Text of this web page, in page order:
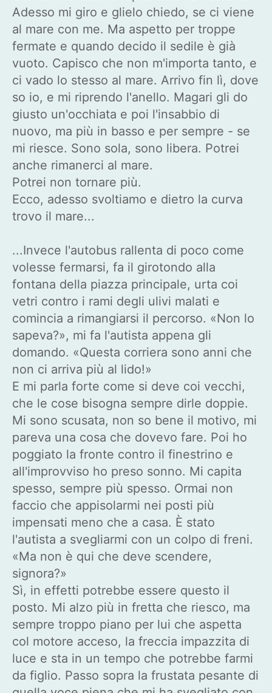
Adesso mi giro e glielo chiedo, se ci viene
al mare con me. Ma aspetto per troppe
fermate e quando decido il sedile è già
vuoto. Capisco che non m'importa tanto, e
ci vado lo stesso al mare. Arrivo fin lì, dove
so io, e mi riprendo l'anello. Magari gli do
giusto un'occhiata e poi l'insabbio di
nuovo, ma più in basso e per sempre - se
mi riesce. Sono sola, sono libera. Potrei
anche rimanerci al mare.
Potrei non tornare più.
Ecco, adesso svoltiamo e dietro la curva
trovo il mare...
...Invece l'autobus rallenta di poco come
volesse fermarsi, fa il girotondo alla
fontana della piazza principale, urta coi
vetri contro i rami degli ulivi malati e
comincia a rimangiarsi il percorso. «Non lo
sapeva?», mi fa l'autista appena gli
domando. «Questa corriera sono anni che
non ci arriva più al lido!»
E mi parla forte come si deve coi vecchi,
che le cose bisogna sempre dirle doppie.
Mi sono scusata, non so bene il motivo, mi
pareva una cosa che dovevo fare. Poi ho
poggiato la fronte contro il finestrino e
all'improvviso ho preso sonno. Mi capita
spesso, sempre più spesso. Ormai non
faccio che appisolarmi nei posti più
impensati meno che a casa. È stato
l'autista a svegliarmi con un colpo di freni.
«Ma non è qui che deve scendere,
signora?»
Sì, in effetti potrebbe essere questo il
posto. Mi alzo più in fretta che riesco, ma
sempre troppo piano per lui che aspetta
col motore acceso, la freccia impazzita di
luce e sta in un tempo che potrebbe farmi
da figlio. Passo sopra la frustata pesante di